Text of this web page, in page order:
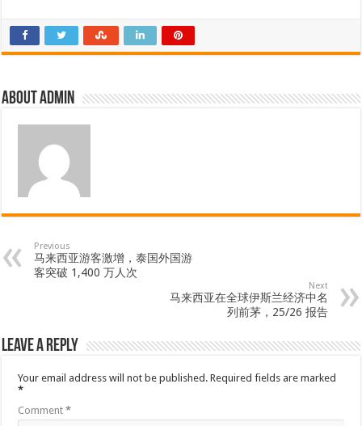
About admin
Previous
马来西亚游客激增，泰国外国游
客突破 1,400 万人次
Next
马来西亚在全球伊斯兰经济中名
列前茅，25/26 报告
Leave a Reply
Your email address will not be published. Required fields are marked
*
Comment*